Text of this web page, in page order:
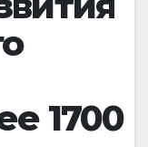
1700